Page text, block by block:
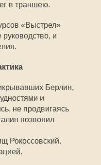
в траншею.
«Выстрел»
и
Берлин,
и
не продвигаясь
позвонил
Рокоссовский.